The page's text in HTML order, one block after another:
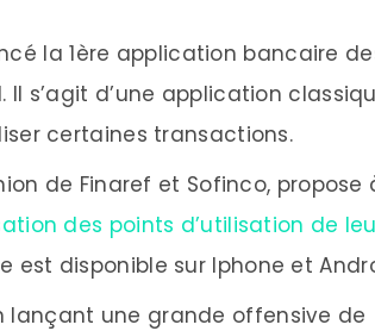
la 1ère application bancaire
Il s’agit d’une application
certaines transactions.
de Finaref et Sofinco, propose
des points d’utilisation de
est disponible sur Iphone et
lançant une grande offensive de